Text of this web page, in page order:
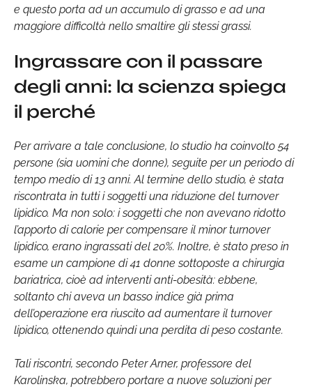
e questo porta ad un accumulo di grasso e ad una
maggiore difficoltà nello smaltire gli stessi grassi.
Ingrassare con il passare
degli anni: la scienza spiega
il perché
Per arrivare a tale conclusione, lo studio ha coinvolto 54
persone (sia uomini che donne), seguite per un periodo di
tempo medio di 13 anni. Al termine dello studio, è stata
riscontrata in tutti i soggetti una riduzione del turnover
lipidico. Ma non solo: i soggetti che non avevano ridotto
l’apporto di calorie per compensare il minor turnover
lipidico, erano ingrassati del 20%. Inoltre, è stato preso in
esame un campione di 41 donne sottoposte a chirurgia
bariatrica, cioè ad interventi anti-obesità: ebbene,
soltanto chi aveva un basso indice già prima
dell’operazione era riuscito ad aumentare il turnover
lipidico, ottenendo quindi una perdita di peso costante.
Tali riscontri, secondo Peter Arner, professore del
Karolinska, potrebbero portare a nuove soluzioni per